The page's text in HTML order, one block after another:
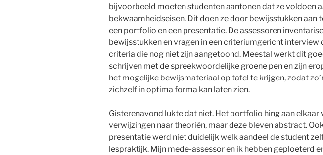
bijvoorbeeld moeten studenten aantonen dat ze voldoen
bekwaamheidseisen. Dit doen ze door bewijsstukken aan
een portfolio en een presentatie. De assessoren
bewijsstukken en vragen in een criteriumgericht interview
criteria die nog niet zijn aangetoond. Meestal werkt dit
schrijven met de spreekwoordelijke groene pen en zijn
het mogelijke bewijsmateriaal op tafel te krijgen, zodat
zichzelf in optima forma kan laten zien.
Gisterenavond lukte dat niet. Het portfolio hing aan elkaar
verwijzingen naar theoriën, maar deze bleven abstract.
presentatie werd niet duidelijk welk aandeel de student
lespraktijk. Mijn mede-assessor en ik hebben geploeterd